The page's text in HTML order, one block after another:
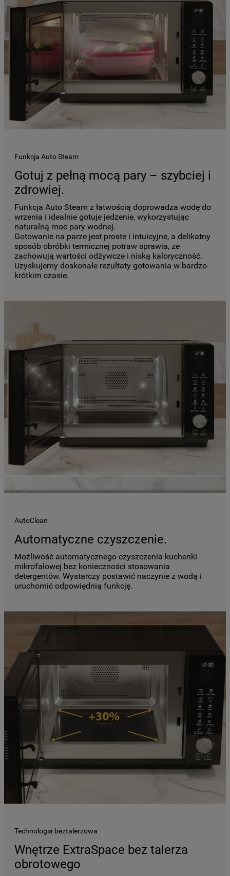
Funkcja Auto Steam
Gotuj z pełną mocą pary – szybciej i
zdrowiej.
Funkcja Auto Steam z łatwością doprowadza wodę do
wrzenia i idealnie gotuje jedzenie, wykorzystując
naturalną moc pary wodnej.
Gotowanie na parze jest proste i intuicyjne, a delikatny
sposób obróbki termicznej potraw sprawia, ze
zachowują wartości odżywcze i niską kaloryczność.
Uzyskujemy doskonałe rezultaty gotowania w bardzo
krótkim czasie.
AutoClean
Automatyczne czyszczenie.
Możliwość automatycznego czyszczenia kuchenki
mikrofalowej bez konieczności stosowania
detergentów. Wystarczy postawić naczynie z wodą i
uruchomić odpowiędnią funkcję.
Technologia beztalerzowa
Wnętrze ExtraSpace bez talerza
obrotowego